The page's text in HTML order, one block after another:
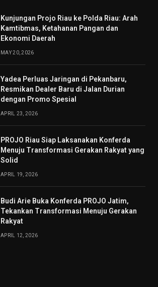
Kunjungan Projo Riau ke Polda Riau: Arah
Kamtibmas, Ketahanan Pangan dan
Ekonomi Daerah
MAY 20, 2026
Yadea Perluas Jaringan di Pekanbaru,
Resmikan Dealer Baru di Jalan Durian
dengan Promo Spesial
APRIL 23, 2026
PROJO Riau Siap Laksanakan Konferda
Menuju Transformasi Gerakan Rakyat yang
Solid
APRIL 19, 2026
Budi Arie Buka Konferda PROJO Jatim,
Tekankan Transformasi Menuju Gerakan
Rakyat
APRIL 12, 2026